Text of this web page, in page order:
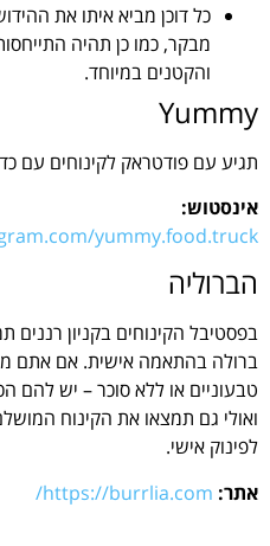
כל דוכן מביא איתו את
מבקר, כמו כן תהיה
והקטנים במיוחד.
Yummy
תגיע עם פודטראק לקינוחים עם
אינסטוש:
yummy.food.truck/
הברוליה
בפסטיבל הקינוחים בקניון
ברולה בהתאמה אישית. אם אתם
טבעוניים או ללא סוכר – יש להם
ואולי גם תמצאו את הקינוח
לפינוק אישי.
אתר: https://burrlia.com/